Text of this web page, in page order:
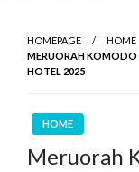
HOMEPAGE
HOME
MERUORAH KOMODO
HOTEL 2025
HOME
Meruorah